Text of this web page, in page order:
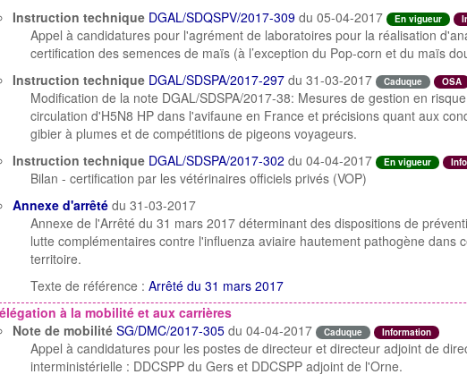
Instruction technique DGAL/SDQSPV/2017-309 du 05-04-2017 En vigueur
Appel à candidatures pour l'agrément de laboratoires pour la réalisation
certification des semences de maïs (à l’exception du Pop-corn et du maïs
Instruction technique DGAL/SDSPA/2017-297 du 31-03-2017 Caduque OSA
Modification de la note DGAL/SDSPA/2017-38: Mesures de gestion en
circulation d'H5N8 HP dans l'avifaune en France et précisions quant aux
gibier à plumes et de compétitions de pigeons voyageurs.
Instruction technique DGAL/SDSPA/2017-302 du 04-04-2017 En vigueur
Bilan - certification par les vétérinaires officiels privés (VOP)
Annexe d'arrêté du 31-03-2017
Annexe de l'Arrêté du 31 mars 2017 déterminant des dispositions de
lutte complémentaires contre l'influenza aviaire hautement pathogène dans
territoire.
Texte de référence : Arrêté du 31 mars 2017
à la mobilité et aux carrières
Note de mobilité SG/DMC/2017-305 du 04-04-2017 Caduque Information
Appel à candidatures pour les postes de directeur et directeur adjoint de
interministérielle : DDCSPP du Gers et DDCSPP adjoint de l'Orne.